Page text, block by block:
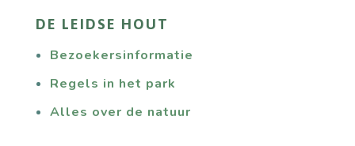
DE LEIDSE HOUT
Bezoekersinformatie
Regels in het park
Alles over de natuur